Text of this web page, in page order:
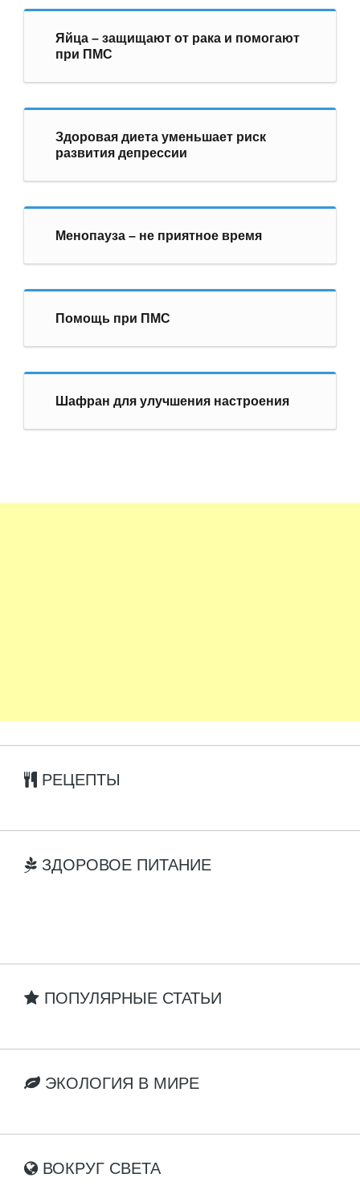
Яйца – защищают от рака и помогают
при ПМС
Здоровая диета уменьшает риск
развития депрессии
Менопауза – не приятное время
Помощь при ПМС
Шафран для улучшения настроения
РЕЦЕПТЫ
ЗДОРОВОЕ ПИТАНИЕ
ПОПУЛЯРНЫЕ СТАТЬИ
ЭКОЛОГИЯ В МИРЕ
ВОКРУГ СВЕТА